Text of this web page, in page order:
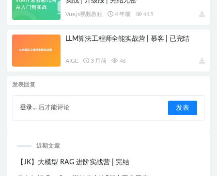
Vue.js视频教程 4 年前 415
LLM算法工程师全能实战营 | 慕客 | 已完结
AIGC 3 月前 46
发表回复
登录... 后才能评论
近期文章
【JK】大模型 RAG 进阶实战营 | 完结